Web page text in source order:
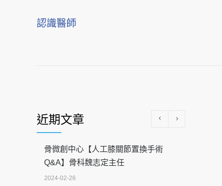
認識醫師
近期文章
骨微創中心【人工膝關節置換手術
Q&A】骨科魏志定主任
2024-02-26